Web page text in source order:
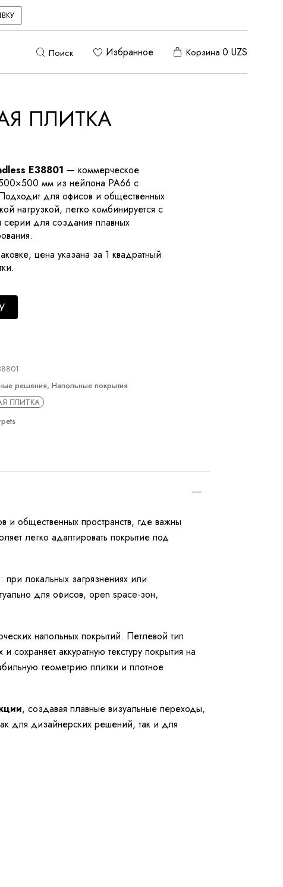
Поиск Избранное Корзина 0 UZS
ПЛИТКА
E38801 — коммерческое
мм из нейлона PA66 с
для офисов и общественных
нагрузкой, легко комбинируется с
для создания плавных
цена указана за 1 квадратный
решения, Напольные покрытия
ПЛИТКА
и общественных пространств, где важны
легко адаптировать покрытие под
локальных загрязнениях или
для офисов, open space-зон,
напольных покрытий. Петлевой тип
аккуратную текстуру покрытия на
геометрию плитки и плотное
, создавая плавные визуальные переходы,
для дизайнерских решений, так и для